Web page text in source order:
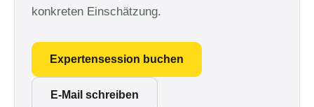
konkreten Einschätzung.
Expertensession buchen
E-Mail schreiben